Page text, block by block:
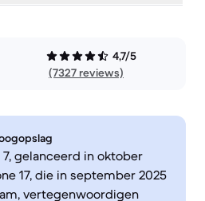
4,7/5
(7327 reviews)
7, gelanceerd in oktober
17, die in september 2025
vertegenwoordigen